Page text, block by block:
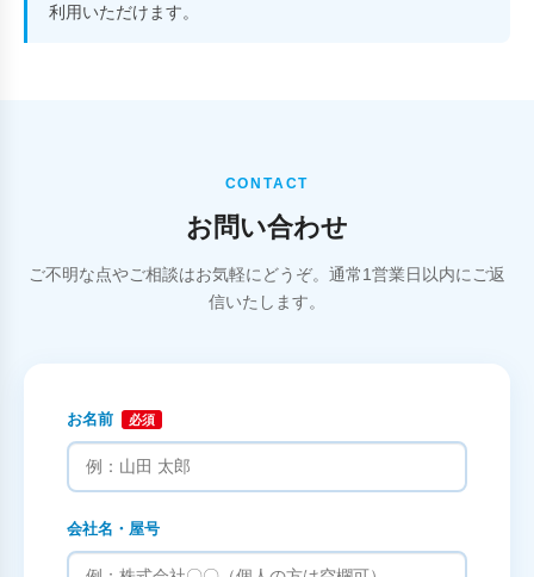
利用いただけます。
CONTACT
お問い合わせ
ご不明な点やご相談はお気軽にどうぞ。通常1営業日以内にご返
信いたします。
お名前 必須
会社名・屋号